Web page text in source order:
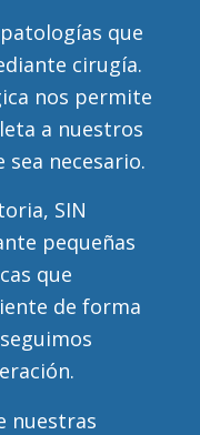
que
cirugía.
nos permite
a nuestros
sea necesario.
SIN
pequeñas
que
de forma
nuestras